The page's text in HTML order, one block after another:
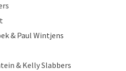
& Paul Wintjens
& Kelly Slabbers